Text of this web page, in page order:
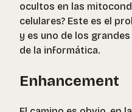
ocultos en las
celulares? Este es el
y es uno de los
de la informática.
Enhancement